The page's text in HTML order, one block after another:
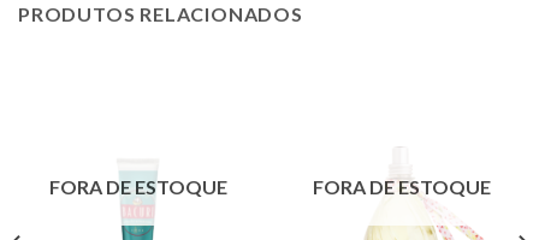
PRODUTOS RELACIONADOS
FORA DE ESTOQUE FORA DE ESTOQUE